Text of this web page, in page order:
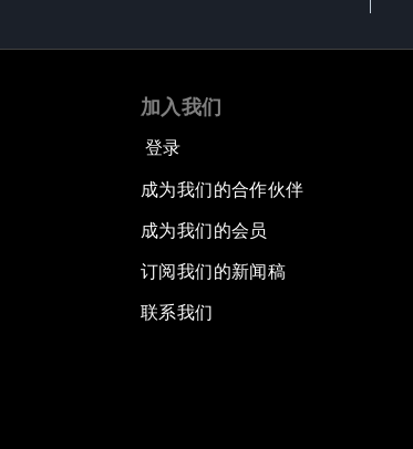
加入我们
登录
成为我们的合作伙伴
成为我们的会员
订阅我们的新闻稿
联系我们